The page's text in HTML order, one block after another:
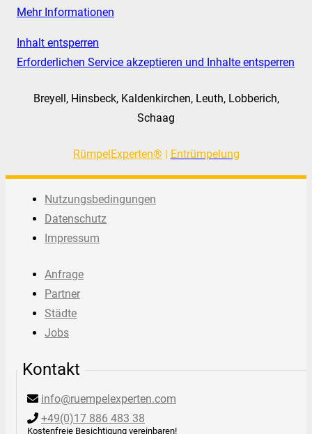
Mehr Informationen
Inhalt entsperren
Erforderlichen Service akzeptieren und Inhalte entsperren
Breyell, Hinsbeck, Kaldenkirchen, Leuth, Lobberich,
Schaag
RümpelExperten® Entrümpelung
Nutzungsbedingungen
Datenschutz
Impressum
Anfrage
Partner
Städte
Jobs
Kontakt
info@ruempelexperten.com
+49(0)17 886 483 38
Kostenfreie Besichtigung vereinbaren!